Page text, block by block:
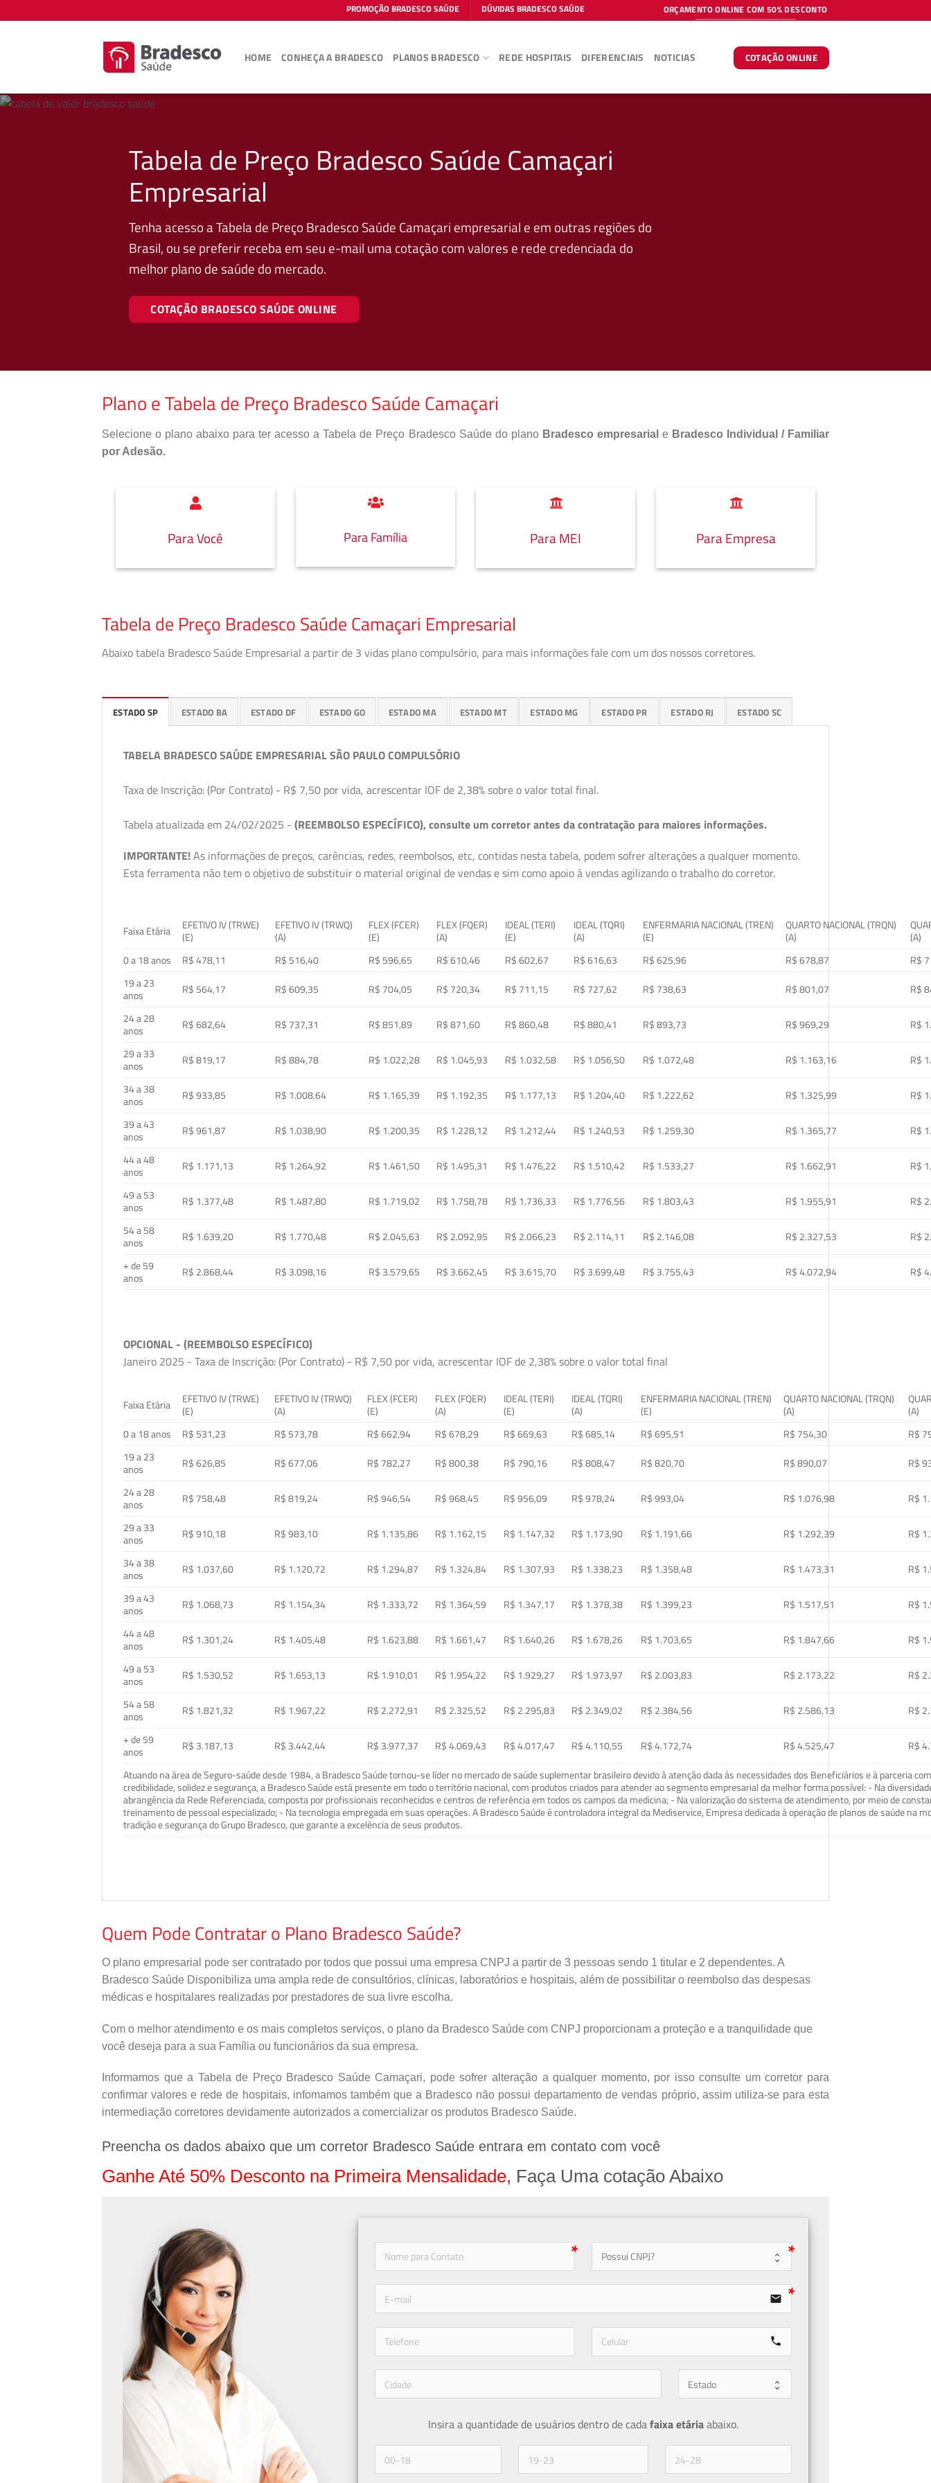
to
PROMOÇÃO BRADESCO SAÚDE DÚVIDAS BRADESCO SAÚDE ORÇAMENTO ONLINE COM 50% DESCONTO
HOME CONHEÇA A BRADESCO PLANOS BRADESCO REDE HOSPITAIS DIFERENCIAIS NOTICIAS COTAÇÃO ONLINE
Tabela de Preço Bradesco Saúde Camaçari
Empresarial
Tenha acesso a Tabela de Preço Bradesco Saúde Camaçari empresarial e em outras regiões do
Brasil, ou se preferir receba em seu e-mail uma cotação com valores e rede credenciada do
melhor plano de saúde do mercado.
COTAÇÃO BRADESCO SAÚDE ONLINE
Plano e Tabela de Preço Bradesco Saúde Camaçari
Selecione o plano abaixo para ter acesso a Tabela de Preço Bradesco Saúde do plano Bradesco empresarial e Bradesco Individual / Familiar
por Adesão.
Para Você Para Família Para MEI Para Empresa
Tabela de Preço Bradesco Saúde Camaçari Empresarial
Abaixo tabela Bradesco Saúde Empresarial a partir de 3 vidas plano compulsório, para mais informações fale com um dos nossos corretores.
ESTADO SP ESTADO BA ESTADO DF ESTADO GO ESTADO MA ESTADO MT ESTADO MG ESTADO PR ESTADO RJ ESTADO SC
TABELA BRADESCO SAÚDE EMPRESARIAL SÃO PAULO COMPULSÓRIO
Taxa de Inscrição: (Por Contrato) - R$ 7,50 por vida, acrescentar IOF de 2,38% sobre o valor total final.
Tabela atualizada em 24/02/2025 - (REEMBOLSO ESPECÍFICO), consulte um corretor antes da contratação para maiores informações.
IMPORTANTE!As informações de preços, carências, redes, reembolsos, etc, contidas nesta tabela, podem sofrer alterações a qualquer momento.
Esta ferramenta não tem o objetivo de substituir o material original de vendas e sim como apoio à vendas agilizando o trabalho do corretor.
Faixa Etária
EFETIVO IV (TRWE)
(E)
EFETIVO IV (TRWQ)
(A)
FLEX (FCER)
(E)
FLEX (FQER)
(A)
IDEAL (TERI)
(E)
IDEAL (TQRI)
(A)
ENFERMARIA NACIONAL (TREN)
(E)
QUARTO NACIONAL (TRQN)
(A)
(A)
0 a 18 anos
R$ 478,11 R$ 516,40 R$ 596,65 R$ 610,46 R$ 602,67 R$ 616,63 R$ 625,96 R$ 678,87
R$
19 a 23
anos
R$ 564,17 R$ 609,35 R$ 704,05 R$ 720,34 R$ 711,15 R$ 727,62 R$ 738,63 R$ 801,07
R$
24 a 28
anos
R$ 682,64 R$ 737,31 R$ 851,89 R$ 871,60 R$ 860,48 R$ 880,41 R$ 893,73 R$ 969,29
R$
29 a 33
anos
R$ 819,17 R$ 884,78 R$ 1.022,28 R$ 1.045,93 R$ 1.032,58 R$ 1.056,50 R$ 1.072,48 R$ 1.163,16
R$
34 a 38
anos
R$ 933,85 R$ 1.008,64 R$ 1.165,39 R$ 1.192,35 R$ 1.177,13 R$ 1.204,40 R$ 1.222,62 R$ 1.325,99
R$
39 a 43
anos
R$ 961,87 R$ 1.038,90 R$ 1.200,35 R$ 1.228,12 R$ 1.212,44 R$ 1.240,53 R$ 1.259,30 R$ 1.365,77
R$
44 a 48
anos
R$ 1.171,13 R$ 1.264,92 R$ 1.461,50 R$ 1.495,31 R$ 1.476,22 R$ 1.510,42 R$ 1.533,27 R$ 1.662,91
R$
49 a 53
anos
R$ 1.377,48 R$ 1.487,80 R$ 1.719,02 R$ 1.758,78 R$ 1.736,33 R$ 1.776,56 R$ 1.803,43 R$ 1.955,91
R$
54 a 58
anos
R$ 1.639,20 R$ 1.770,48 R$ 2.045,63 R$ 2.092,95 R$ 2.066,23 R$ 2.114,11 R$ 2.146,08 R$ 2.327,53
R$
+ de 59
anos
R$ 2.868,44 R$ 3.098,16 R$ 3.579,65 R$ 3.662,45 R$ 3.615,70 R$ 3.699,48 R$ 3.755,43 R$ 4.072,94 R$
OPCIONAL - (REEMBOLSO ESPECÍFICO)
Janeiro 2025 - Taxa de Inscrição: (Por Contrato) - R$ 7,50 por vida, acrescentar IOF de 2,38% sobre o valor total final
Faixa Etária
EFETIVO IV (TRWE)
(E)
EFETIVO IV (TRWQ)
(A)
FLEX (FCER)
(E)
FLEX (FQER)
(A)
IDEAL (TERI)
(E)
IDEAL (TQRI)
(A)
ENFERMARIA NACIONAL (TREN)
(E)
QUARTO NACIONAL (TRQN)
(A)
(A)
0 a 18 anos
R$ 531,23 R$ 573,78 R$ 662,94 R$ 678,29 R$ 669,63 R$ 685,14 R$ 695,51 R$ 754,30
R$
19 a 23
anos
R$ 626,85 R$ 677,06 R$ 782,27 R$ 800,38 R$ 790,16 R$ 808,47 R$ 820,70 R$ 890,07
R$
24 a 28
anos
R$ 758,48 R$ 819,24 R$ 946,54 R$ 968,45 R$ 956,09 R$ 978,24 R$ 993,04 R$ 1.076,98
R$
29 a 33
anos
R$ 910,18 R$ 983,10 R$ 1.135,86 R$ 1.162,15 R$ 1.147,32 R$ 1.173,90 R$ 1.191,66 R$ 1.292,39
R$
34 a 38
anos
R$ 1.037,60 R$ 1.120,72 R$ 1.294,87 R$ 1.324,84 R$ 1.307,93 R$ 1.338,23 R$ 1.358,48 R$ 1.473,31
R$
39 a 43
anos
R$ 1.068,73 R$ 1.154,34 R$ 1.333,72 R$ 1.364,59 R$ 1.347,17 R$ 1.378,38 R$ 1.399,23 R$ 1.517,51
R$
44 a 48
anos
R$ 1.301,24 R$ 1.405,48 R$ 1.623,88 R$ 1.661,47 R$ 1.640,26 R$ 1.678,26 R$ 1.703,65 R$ 1.847,66
R$
49 a 53
anos
R$ 1.530,52 R$ 1.653,13 R$ 1.910,01 R$ 1.954,22 R$ 1.929,27 R$ 1.973,97 R$ 2.003,83 R$ 2.173,22
R$
54 a 58
anos
R$ 1.821,32 R$ 1.967,22 R$ 2.272,91 R$ 2.325,52 R$ 2.295,83 R$ 2.349,02 R$ 2.384,56 R$ 2.586,13
R$
+ de 59
anos
R$ 3.187,13 R$ 3.442,44 R$ 3.977,37 R$ 4.069,43 R$ 4.017,47 R$ 4.110,55 R$ 4.172,74 R$ 4.525,47
R$
Atuando na área de Seguro-saúde desde 1984, a Bradesco Saúde tornou-se líder no mercado de saúde suplementar brasileiro devido à atenção dada às necessidades dos Beneficiários e à parceria
credibilidade, solidez e segurança, a Bradesco Saúde está presente em todo o território nacional, com produtos criados para atender ao segmento empresarial da melhor forma possível: - Na
abrangência da Rede Referenciada, composta por profissionais reconhecidos e centros de referência em todos os campos da medicina; - Na valorização do sistema de atendimento, por meio de
treinamento de pessoal especializado; - Na tecnologia empregada em suas operações. A Bradesco Saúde é controladora integral da Mediservice, Empresa dedicada à operação de planos de saúde na
tradição e segurança do Grupo Bradesco, que garante a excelência de seus produtos.
Quem Pode Contratar o Plano Bradesco Saúde?
O plano empresarial pode ser contratado por todos que possui uma empresa CNPJ a partir de 3 pessoas sendo 1 titular e 2 dependentes. A
Bradesco Saúde Disponibiliza uma ampla rede de consultórios, clínicas, laboratórios e hospitais, além de possibilitar o reembolso das despesas
médicas e hospitalares realizadas por prestadores de sua livre escolha.
Com o melhor atendimento e os mais completos serviços, o plano da Bradesco Saúde com CNPJ proporcionam a proteção e a tranquilidade que
você deseja para a sua Família ou funcionários da sua empresa.
Informamos que a Tabela de Preço Bradesco Saúde Camaçari, pode sofrer alteração a qualquer momento, por isso consulte um corretor para
confirmar valores e rede de hospitais, infomamos também que a Bradesco não possui departamento de vendas próprio, assim utiliza-se para esta
intermediação corretores devidamente autorizados a comercializar os produtos Bradesco Saúde.
Preencha os dados abaixo que um corretor Bradesco Saúde entrara em contato com você
Ganhe Até 50% Desconto na Primeira Mensalidade, Faça Uma cotação Abaixo
icon-user
email
icon-phone call
Insira a quantidade de usuários dentro de cada faixa etária abaixo.